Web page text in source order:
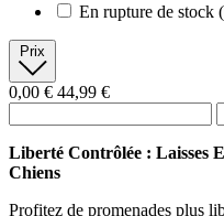
En rupture de stock
Prix
0,00 € 44,99 €
Liberté Contrôlée : Laisses
Chiens
Profitez de promenades plus